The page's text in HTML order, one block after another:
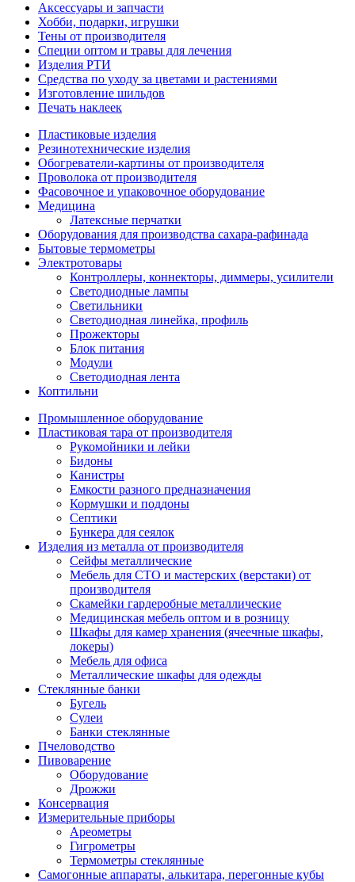
Аксессуары и запчасти
Хобби, подарки, игрушки
Тены от производителя
Специи оптом и травы для лечения
Изделия РТИ
Средства по уходу за цветами и растениями
Изготовление шильдов
Печать наклеек
Пластиковые изделия
Резинотехнические изделия
Обогреватели-картины от производителя
Проволока от производителя
Фасовочное и упаковочное оборудование
Медицина
Латексные перчатки
Оборудования для производства сахара-рафинада
Бытовые термометры
Электротовары
Контроллеры, коннекторы, диммеры, усилители
Светодиодные лампы
Светильники
Светодиодная линейка, профиль
Прожекторы
Блок питания
Модули
Светодиодная лента
Коптильни
Промышленное оборудование
Пластиковая тара от производителя
Рукомойники и лейки
Бидоны
Канистры
Емкости разного предназначения
Кормушки и поддоны
Септики
Бункера для сеялок
Изделия из металла от производителя
Сейфы металлические
Мебель для СТО и мастерских (верстаки) от
производителя
Скамейки гардеробные металлические
Медицинская мебель оптом и в розницу
Шкафы для камер хранения (ячеечные шкафы,
локеры)
Мебель для офиса
Металлические шкафы для одежды
Стеклянные банки
Бугель
Сулеи
Банки стеклянные
Пчеловодство
Пивоварение
Оборудование
Дрожжи
Консервация
Измерительные приборы
Ареометры
Гигрометры
Термометры стеклянные
Самогонные аппараты, алькитара, перегонные кубы